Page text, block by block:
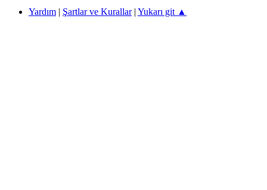
Yardım | Şartlar ve Kurallar| Yukarı git ▲